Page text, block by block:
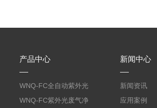
产品中心
WNQ-FC全自动紫外光
废气净化设备
WNQ-FC紫外光废气净
新闻中心
新闻资讯
应用案例